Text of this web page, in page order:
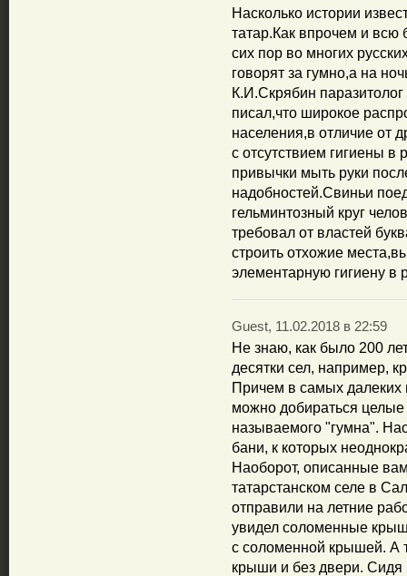
Насколько истории
татар.Как впрочем и всю
сих пор во многих
говорят за гумно,а на
К.И.Скрябин
писал,что широкое
населения,в отличие от
с отсутствием гигиены в
привычки мыть руки
надобностей.Свиньи
гельминтозный круг
требовал от властей
строить отхожие
элементарную гигиену в
Guest, 11.02.2018 в 22:59
Не знаю, как было 200
десятки сел, например,
Причем в самых далеких
можно добираться целые
называемого "гумна".
бани, к которых
Наоборот, описанные
татарстанском селе в
отправили на летние
увидел соломенные
с соломенной крышей. А
крыши и без двери. Сидя